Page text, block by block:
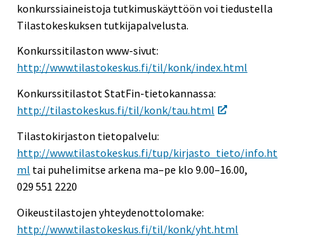
konkurssiaineistoja tutkimuskäyttöön voi tiedustella
Tilastokeskuksen tutkijapalvelusta.
Konkurssitilaston www-sivut:
http://www.tilastokeskus.fi/til/konk/index.html
Konkurssitilastot StatFin-tietokannassa:
http://tilastokeskus.fi/til/konk/tau.html
Tilastokirjaston tietopalvelu:
http://www.tilastokeskus.fi/tup/kirjasto_tieto/info.ht
ml tai puhelimitse arkena ma–pe klo 9.00–16.00,
029 551 2220
Oikeustilastojen yhteydenottolomake:
http://www.tilastokeskus.fi/til/konk/yht.html